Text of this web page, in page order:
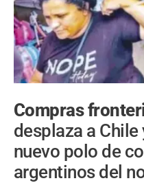
Compras
desplaza a
nuevo polo de
argentinos del